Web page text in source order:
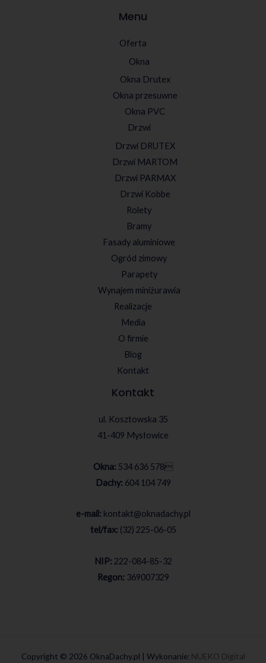
Menu
Oferta
Okna
Okna Drutex
Okna przesuwne
Okna PVC
Drzwi
Drzwi DRUTEX
Drzwi MARTOM
Drzwi PARMAX
Drzwi Kobbe
Rolety
Bramy
Fasady aluminiowe
Ogród zimowy
Parapety
Wynajem miniżurawia
Realizacje
Media
O firmie
Blog
Kontakt
Kontakt
ul. Kosztowska 35
41-409 Mysłowice
Okna: 534 636 578
Dachy: 604 104 749
e-mail: kontakt@oknadachy.pl
tel/fax: (32) 225-06-05
NIP: 222-084-85-32
Regon: 369007329
Copyright © 2026 OknaDachy.pl | Wykonanie: NUEKO Digital